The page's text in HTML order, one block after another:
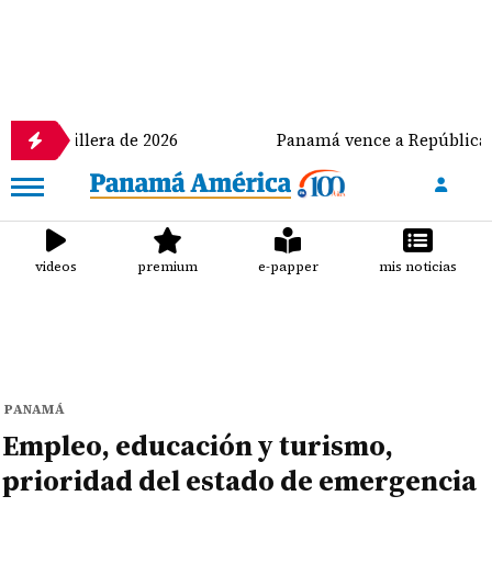
de 2026 Panamá vence a República
videos premium e-papper mis noticias
PANAMÁ
Empleo, educación y turismo,
prioridad del estado de emergencia